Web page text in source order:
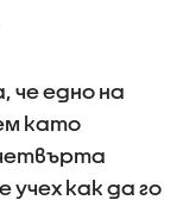
че едно на
като
как да го